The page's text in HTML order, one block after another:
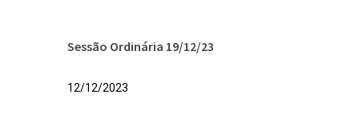
Sessão Ordinária 19/12/23
12/12/2023